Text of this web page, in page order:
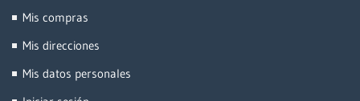
Mis compras
Mis direcciones
Mis datos personales